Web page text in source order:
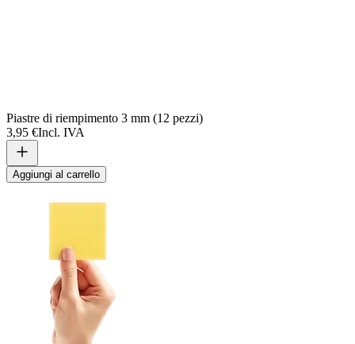
Piastre di riempimento 3 mm (12 pezzi)
3,95 €Incl. IVA
Aggiungi al carrello